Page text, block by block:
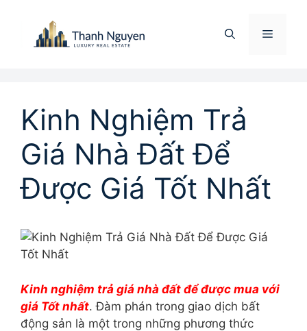
Menu
Kinh Nghiệm Trả
Giá Nhà Đất Để
Được Giá Tốt Nhất
Kinh nghiệm trả giá nhà đất để được mua với
giá Tốt nhất. Đàm phán trong giao dịch bất
động sản là một trong những phương thức